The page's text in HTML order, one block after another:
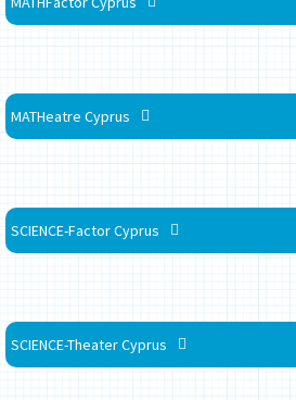
MATHeatre Cyprus
SCIENCE-Factor Cyprus
SCIENCE-Theater Cyprus